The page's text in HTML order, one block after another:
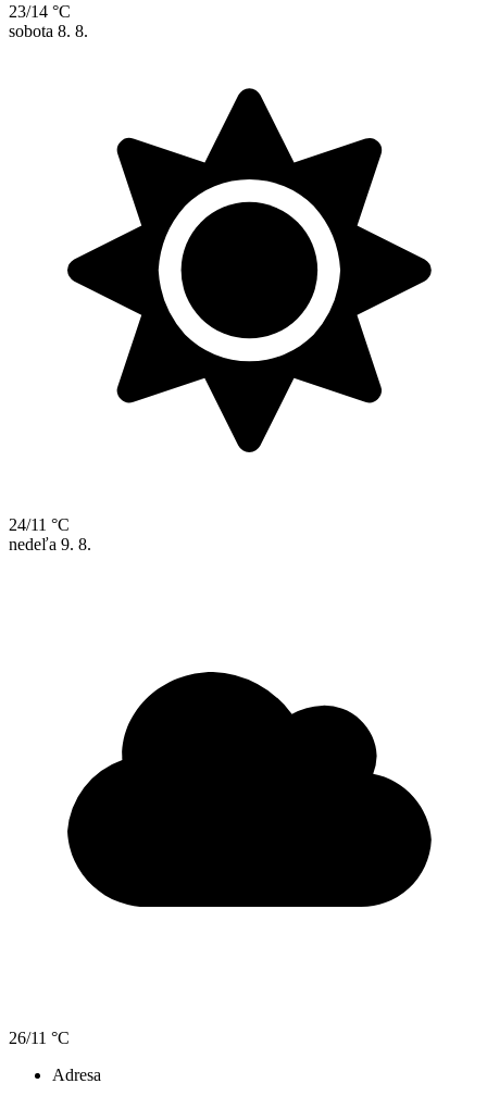
23/14 °C
sobota 8. 8.
24/11 °C
nedeľa 9. 8.
26/11 °C
Adresa